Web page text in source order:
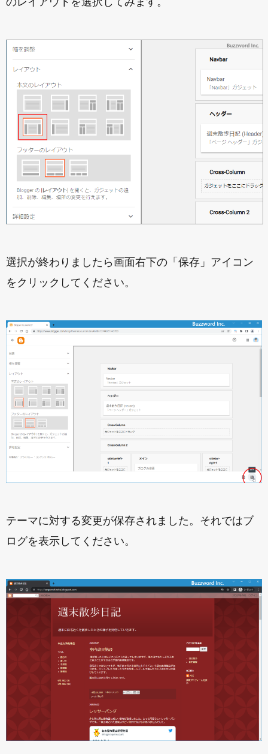
選択が終わりましたら画面右下の「保存」アイコン
をクリックしてください。
テーマに対する変更が保存されました。それではブ
ログを表示してください。